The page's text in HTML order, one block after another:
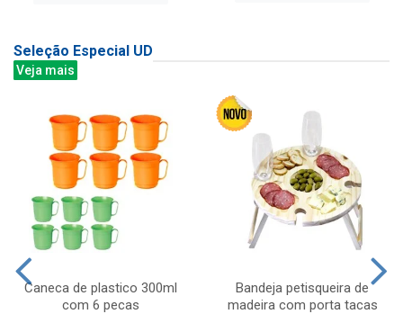
Seleção Especial UD
Veja mais
Caneca de plastico 300ml
com 6 pecas
Bandeja petisqueira de
madeira com porta tacas